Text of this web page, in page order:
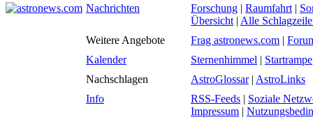
Nachrichten Forschung | Raumfahrt |
Übersicht | Alle
Weitere Angebote
Frag astronews.com |
Kalender
Sternenhimmel | Startrampe
Nachschlagen
AstroGlossar| AstroLinks
Info
RSS-Feeds | Soziale
Impressum |